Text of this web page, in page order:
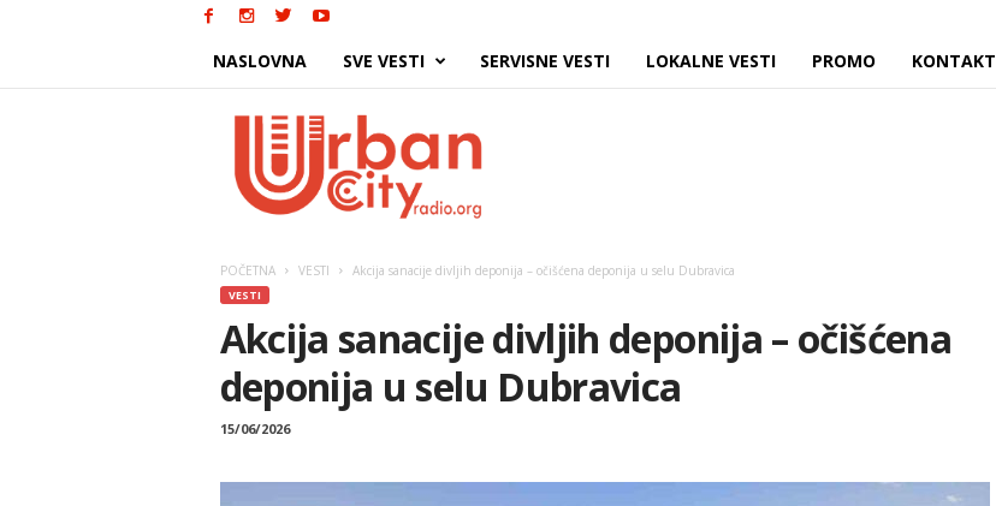
NASLOVNA SVE VESTI SERVISNE VESTI LOKALNE VESTI PROMO KONTAKT
POČETNA VESTI Akcija sanacije divljih deponija – očišćena deponija u selu Dubravica
VESTI
Akcija sanacije divljih deponija – očišćena
deponija u selu Dubravica
15/06/2026